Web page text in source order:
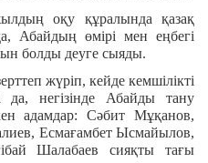
оқу құралында қазақ
Абайдың өмірі мен еңбегі
болды деуге сыяды.
жүріп, кейде кемшілікті
да, негізінде Абайды тану
адамдар: Сәбит Мұқанов,
Есмағамбет Ысмайылов,
Шалабаев сияқты тағы